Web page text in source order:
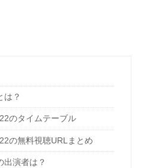
は？
のタイムテーブル
の無料視聴URLまとめ
出演者は？